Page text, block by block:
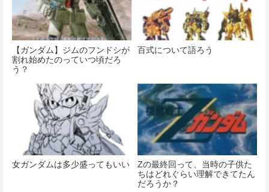
【ガンダム】ジムのフンドシが
割れ始めたのっていつ頃だろ
う？
百式について語ろう
女ガンダムは多少盛ってもいい
Zの最終回って、当時の子供た
ちはどれぐらい理解できてたん
だろうか？